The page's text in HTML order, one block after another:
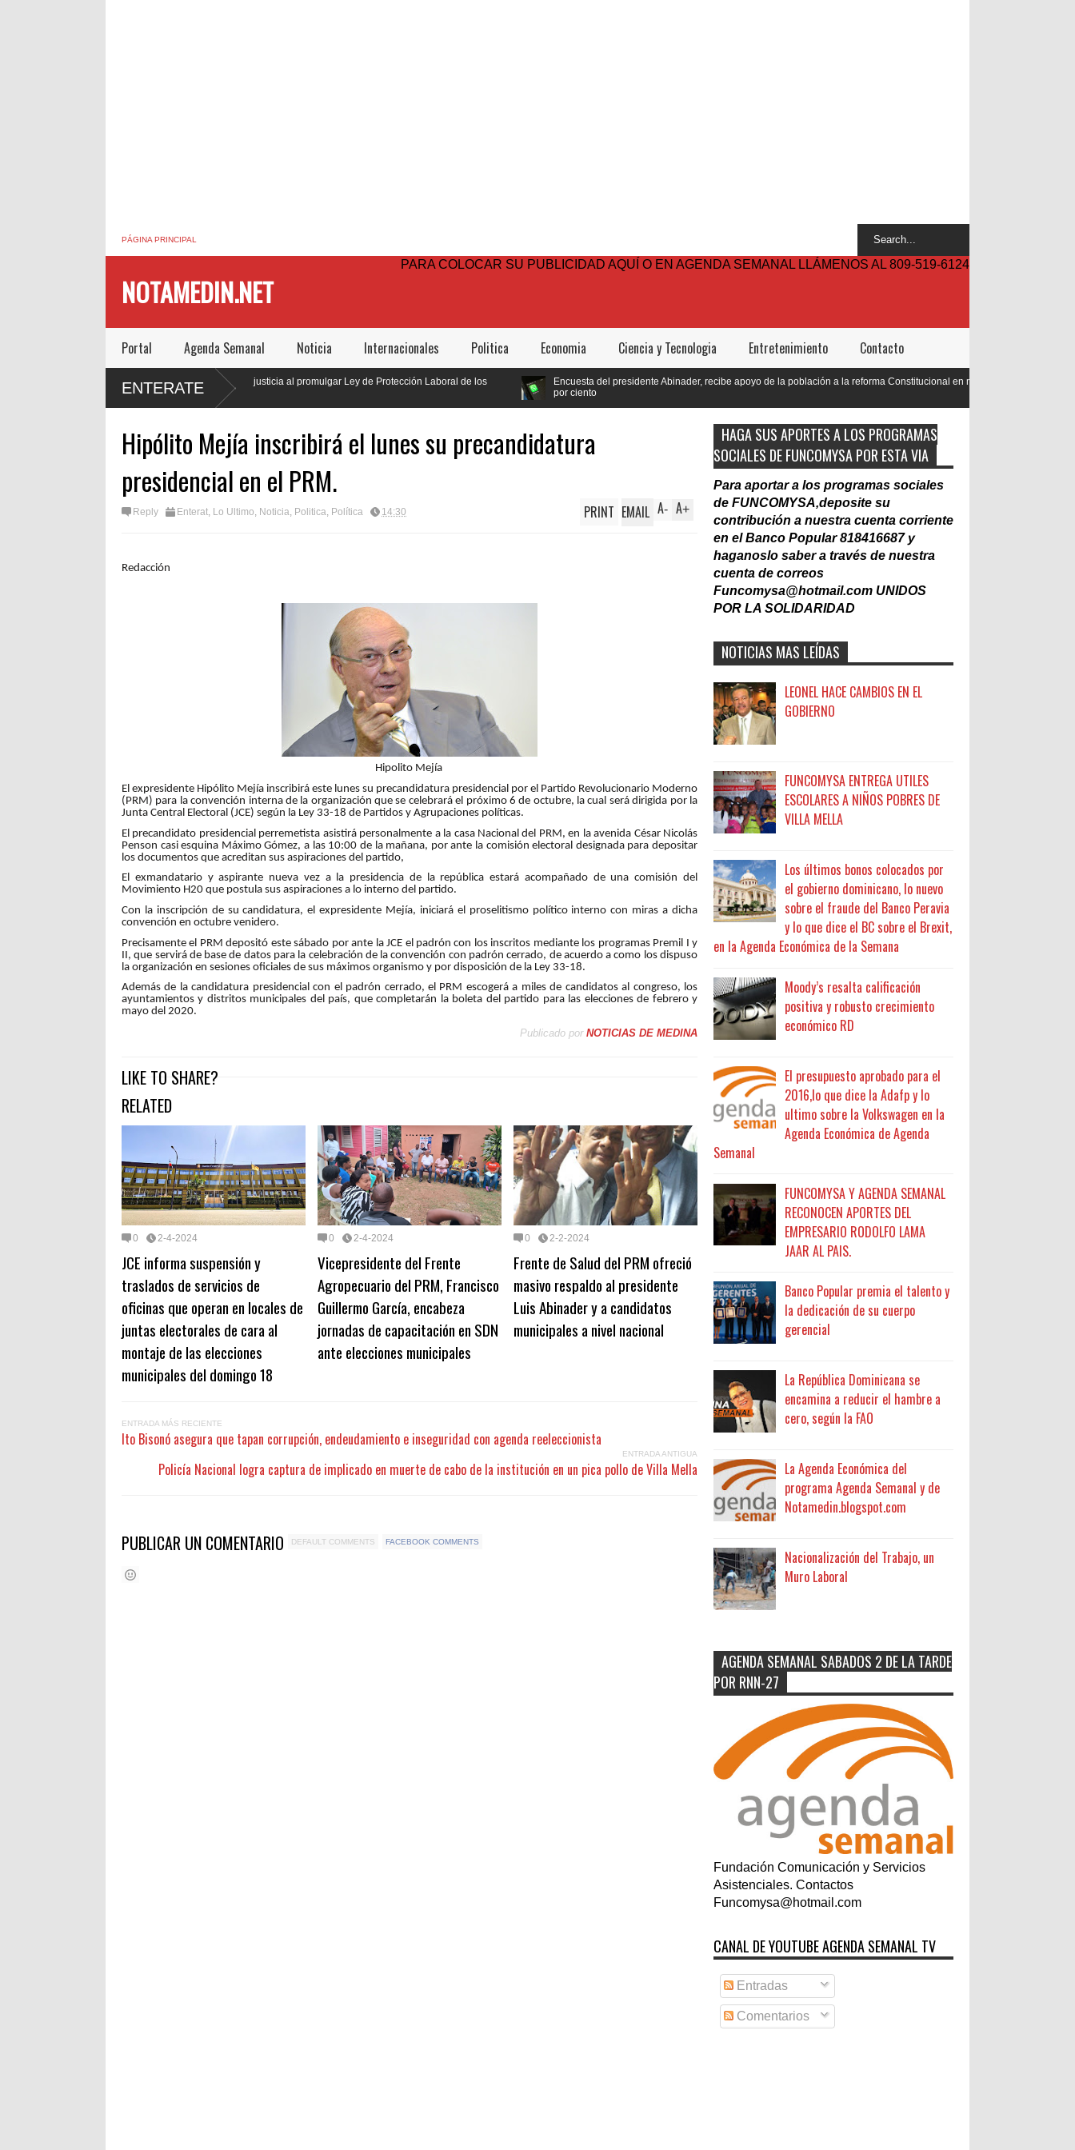
PÁGINA PRINCIPAL
NOTAMEDIN.NET
PARA COLOCAR SU PUBLICIDAD AQUÍ O EN AGENDA SEMANAL LLÁMENOS AL 809-519-6124
Portal Agenda Semanal Noticia Internacionales Politica Economia Ciencia y Tecnologia Entretenimiento Contacto
ENTERATE
El presidente Luis Abinader hará justicia al promulgar Ley de Protección Laboral de los
Encuesta del presidente Abinader, recibe apoyo de la población a la reforma Constitucional en mas de un 90
Hipólito Mejía inscribirá el lunes su precandidatura
presidencial en el PRM.
Reply Enterat, Lo Ultimo, Noticia, Politica, Política 14:30 A+
A-
PRINT EMAIL
Redacción
Hipolito Mejía
El expresidente Hipólito Mejía inscribirá este lunes su precandidatura presidencial por el Partido Revolucionario Moderno
(PRM) para la convención interna de la organización que se celebrará el próximo 6 de octubre, la cual será dirigida por la
Junta Central Electoral (JCE) según la Ley 33-18 de Partidos y Agrupaciones políticas.
El precandidato presidencial perremetista asistirá personalmente a la casa Nacional del PRM, en la avenida César Nicolás
Penson casi esquina Máximo Gómez, a las 10:00 de la mañana, por ante la comisión electoral designada para depositar
los documentos que acreditan sus aspiraciones del partido,
El exmandatario y aspirante nueva vez a la presidencia de la república estará acompañado de una comisión del
Movimiento H20 que postula sus aspiraciones a lo interno del partido.
Con la inscripción de su candidatura, el expresidente Mejía, iniciará el proselitismo político interno con miras a dicha
convención en octubre venidero.
Precisamente el PRM depositó este sábado por ante la JCE el padrón con los inscritos mediante los programas Premil I y
II, que servirá de base de datos para la celebración de la convención con padrón cerrado, de acuerdo a como los dispuso
la organización en sesiones oficiales de sus máximos organismo y por disposición de la Ley 33-18.
Además de la candidatura presidencial con el padrón cerrado, el PRM escogerá a miles de candidatos al congreso, los
ayuntamientos y distritos municipales del país, que completarán la boleta del partido para las elecciones de febrero y
mayo del 2020.
Publicado por NOTICIAS DE MEDINA
LIKE TO SHARE?
RELATED
0 2-4-2024
JCE informa suspensión y
traslados de servicios de
oficinas que operan en locales de
juntas electorales de cara al
montaje de las elecciones
municipales del domingo 18
0 2-4-2024
Vicepresidente del Frente
Agropecuario del PRM, Francisco
Guillermo García, encabeza
jornadas de capacitación en SDN
ante elecciones municipales
0 2-2-2024
Frente de Salud del PRM ofreció
masivo respaldo al presidente
Luis Abinader y a candidatos
municipales a nivel nacional
ENTRADA MÁS RECIENTE
Ito Bisonó asegura que tapan corrupción, endeudamiento e inseguridad con agenda reeleccionista
ENTRADA ANTIGUA
Policía Nacional logra captura de implicado en muerte de cabo de la institución en un pica pollo de Villa Mella
PUBLICAR UN COMENTARIO DEFAULT COMMENTS FACEBOOK COMMENTS
HAGA SUS APORTES A LOS PROGRAMAS
SOCIALES DE FUNCOMYSA POR ESTA VIA
Para aportar a los programas sociales
de FUNCOMYSA,deposite su
contribución a nuestra cuenta corriente
en el Banco Popular 818416687 y
haganoslo saber a través de nuestra
cuenta de correos
Funcomysa@hotmail.com UNIDOS
POR LA SOLIDARIDAD
NOTICIAS MAS LEÍDAS
LEONEL HACE CAMBIOS EN EL
GOBIERNO
FUNCOMYSA ENTREGA UTILES
ESCOLARES A NIÑOS POBRES DE
VILLA MELLA
Los últimos bonos colocados por
el gobierno dominicano, lo nuevo
sobre el fraude del Banco Peravia
y lo que dice el BC sobre el Brexit,
en la Agenda Económica de la Semana
Moody’s resalta calificación
positiva y robusto crecimiento
económico RD
El presupuesto aprobado para el
2016,lo que dice la Adafp y lo
ultimo sobre la Volkswagen en la
Agenda Económica de Agenda
Semanal
FUNCOMYSA Y AGENDA SEMANAL
RECONOCEN APORTES DEL
EMPRESARIO RODOLFO LAMA
JAAR AL PAIS.
Banco Popular premia el talento y
la dedicación de su cuerpo
gerencial
La República Dominicana se
encamina a reducir el hambre a
cero, según la FAO
La Agenda Económica del
programa Agenda Semanal y de
Notamedin.blogspot.com
Nacionalización del Trabajo, un
Muro Laboral
AGENDA SEMANAL SABADOS 2 DE LA TARDE
POR RNN-27
Fundación Comunicación y Servicios
Asistenciales. Contactos
Funcomysa@hotmail.com
CANAL DE YOUTUBE AGENDA SEMANAL TV
Entradas
Comentarios